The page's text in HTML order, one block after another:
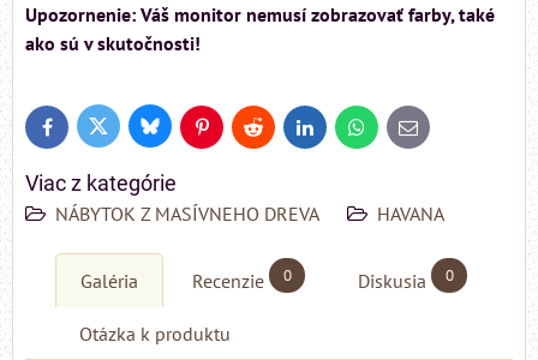
Upozornenie: Váš monitor nemusí zobrazovať farby, také
ako sú v skutočnosti!
FacebookTwitter BlueskyPinterestReddit LinkedInWhatsApp
E-
mail
Viac z kategórie
NÁBYTOK Z MASÍVNEHO DREVA HAVANA
Galéria Recenzie 0 Diskusia 0
Otázka k produktu